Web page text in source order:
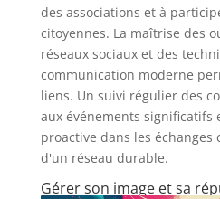
des associations et à
citoyennes. La maîtrise des
réseaux sociaux et des
communication moderne
liens. Un suivi régulier des
aux événements significatifs
proactive dans les
d'un réseau durable.
Gérer son image et sa